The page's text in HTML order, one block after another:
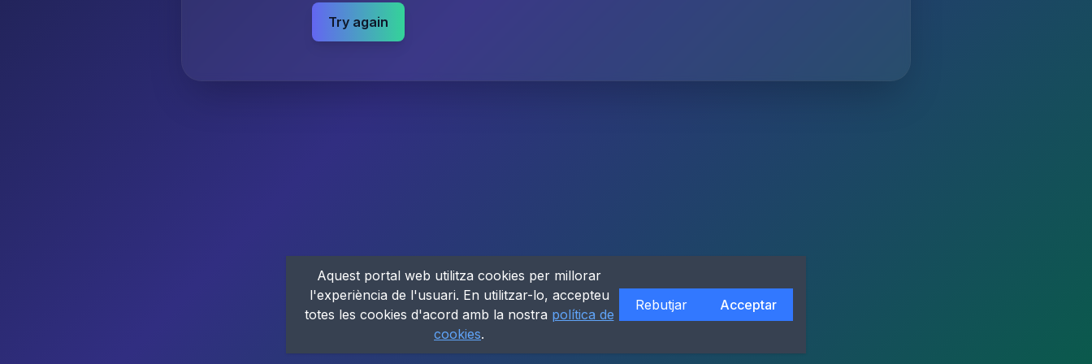
Try again
Aquest portal web utilitza cookies per millorar
l'experiència de l'usuari. En utilitzar-lo, accepteu
totes les cookies d'acord amb la nostra política de
cookies.
Rebutjar Acceptar